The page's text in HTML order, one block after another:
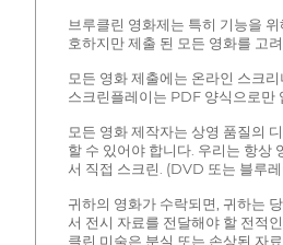
브루클린 영화제는 특히 기능을
호하지만 제출 된 모든 영화를 고
모든 영화 제출에는 온라인 스크
스크린플레이는 PDF 양식으로만
모든 영화 제작자는 상영 품질의
할 수 있어야 합니다. 우리는 항상
서 직접 스크린. (DVD 또는 블루
귀하의 영화가 수락되면, 귀하는
서 전시 자료를 전달해야 할 전적
클린 미술은 분실 또는 손상된 자